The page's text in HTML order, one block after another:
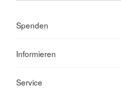
Spenden
Informieren
Service